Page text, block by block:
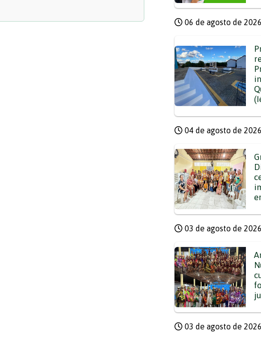
06 de agosto de 2026
04 de agosto de 2026
03 de agosto de 2026
03 de agosto de 2026